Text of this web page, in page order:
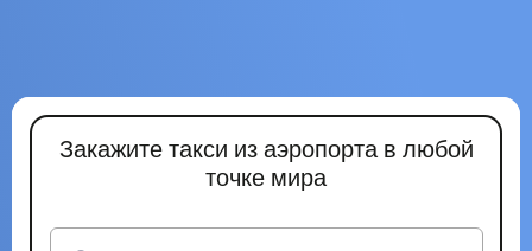
Закажите такси из аэропорта в любой
точке мира